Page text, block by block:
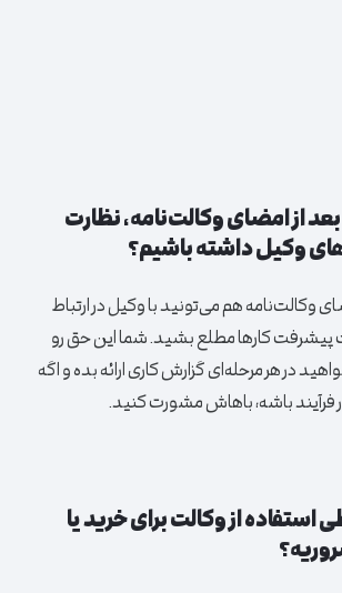
از امضای وکالت‌نامه، نظارت
وکیل داشته باشیم؟
وکالت‌نامه هم می‌تونید با وکیل در ارتباط
کارها مطلع بشید. شما این حق رو
در هر مرحله‌ای گزارش کاری ارائه بده و اگه
فرآیند باشه، باهاش مشورت کنید.
استفاده از وکالت برای خرید یا